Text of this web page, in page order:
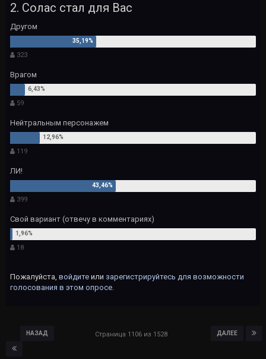
2. Солас стал для Вас
Другом
323
Врагом
59
Нейтральным персонажем
119
ЛИ!
399
Свой вариант (отвечу в комментариях)
18
Пожалуйста, войдите или зарегистрируйтесь для возможности
голосования в этом опросе.
НАЗАД ДАЛЕЕ
Страница 1106 из 1528